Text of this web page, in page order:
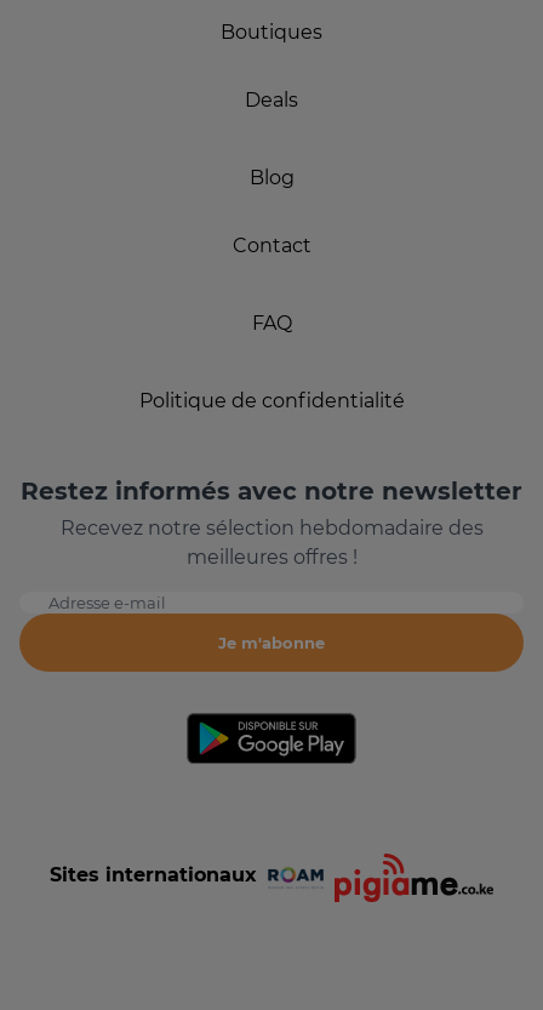
Boutiques
Deals
Blog
Contact
FAQ
Politique de confidentialité
Restez informés avec notre newsletter
Recevez notre sélection hebdomadaire des
meilleures offres !
Adresse e-mail
Je m'abonne
Sites internationaux